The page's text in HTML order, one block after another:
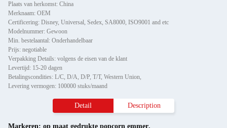
Plaats van herkomst: China
Merknaam: OEM
Certificering: Disney, Universal, Sedex, SA8000, ISO9001 and etc
Modelnummer: Gewoon
Min. bestelaantal: Onderhandelbaar
Prijs: negotiable
Verpakking Details: volgens de eisen van de klant
Levertijd: 15-20 dagen
Betalingscondities: L/C, D/A, D/P, T/T, Western Union,
Levering vermogen: 100000 stuks/maand
Detail Description
Markeren: op maat gedrukte popcorn emmer,